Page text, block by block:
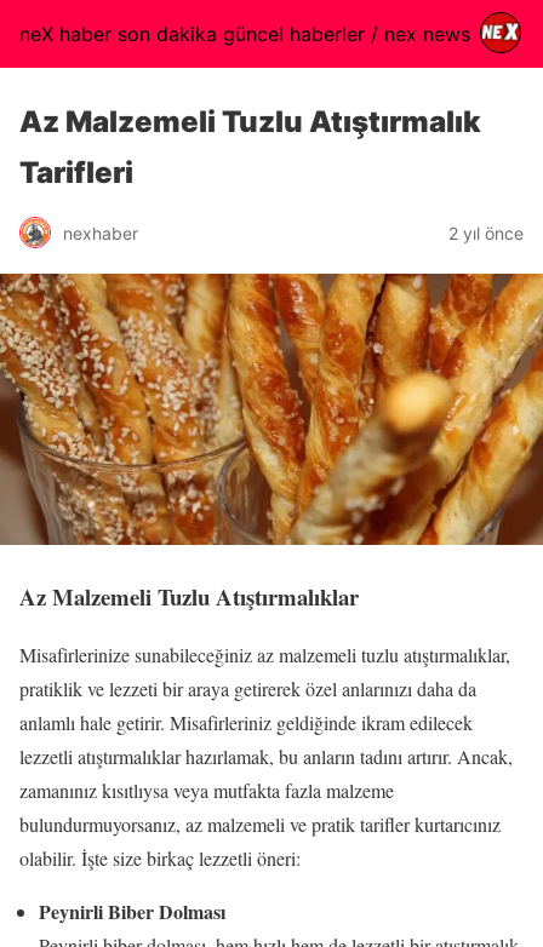
neX haber son dakika güncel haberler / nex news
Az Malzemeli Tuzlu Atıştırmalık
Tarifleri
nexhaber 2 yıl önce
Az Malzemeli Tuzlu Atıştırmalıklar
Misafirlerinize sunabileceğiniz az malzemeli tuzlu atıştırmalıklar,
pratiklik ve lezzeti bir araya getirerek özel anlarınızı daha da
anlamlı hale getirir. Misafirleriniz geldiğinde ikram edilecek
lezzetli atıştırmalıklar hazırlamak, bu anların tadını artırır. Ancak,
zamanınız kısıtlıysa veya mutfakta fazla malzeme
bulundurmuyorsanız, az malzemeli ve pratik tarifler kurtarıcınız
olabilir. İşte size birkaç lezzetli öneri:
Peynirli Biber Dolması